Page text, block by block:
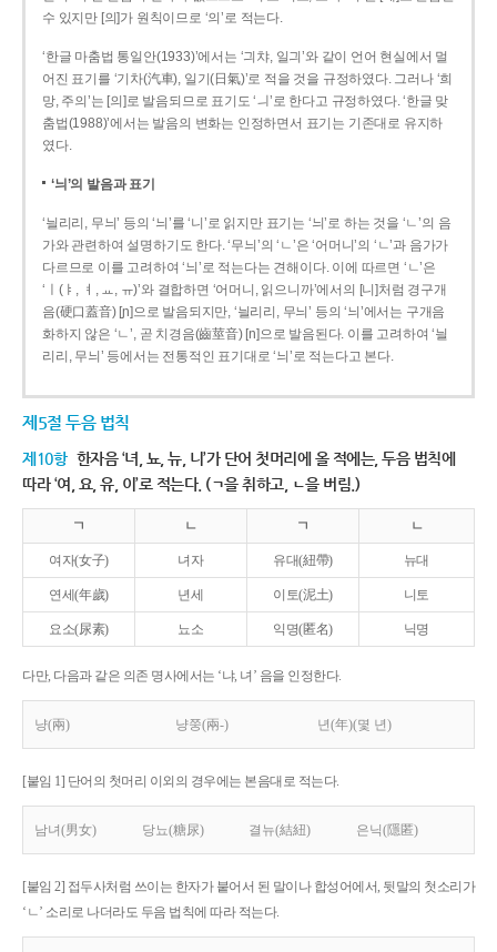
수 있지만 [의]가 원칙이므로 ‘의’로 적는다.
‘한글 마춤법 통일안(1933)’에서는 ‘긔챠, 일긔’와 같이 언어 현실에서 멀
어진 표기를 ‘기차(汽車), 일기(日氣)’로 적을 것을 규정하였다. 그러나 ‘희
망, 주의’는 [의]로 발음되므로 표기도 ‘ㅢ’로 한다고 규정하였다. ‘한글 맞
춤법(1988)’에서는 발음의 변화는 인정하면서 표기는 기존대로 유지하
였다.
‘늬’의 발음과 표기
‘늴리리, 무늬’ 등의 ‘늬’를 ‘니’로 읽지만 표기는 ‘늬’로 하는 것을 ‘ㄴ’의 음
가와 관련하여 설명하기도 한다. ‘무늬’의 ‘ㄴ’은 ‘어머니’의 ‘ㄴ’과 음가가
다르므로 이를 고려하여 ‘늬’로 적는다는 견해이다. 이에 따르면 ‘ㄴ’은
‘ㅣ(ㅑ, ㅕ, ㅛ, ㅠ)’와 결합하면 ‘어머니, 읽으니까’에서의 [니]처럼 경구개
음(硬口蓋音) [ɲ]으로 발음되지만, ‘늴리리, 무늬’ 등의 ‘늬’에서는 구개음
화하지 않은 ‘ㄴ’, 곧 치경음(齒莖音) [n]으로 발음된다. 이를 고려하여 ‘늴
리리, 무늬’ 등에서는 전통적인 표기대로 ‘늬’로 적는다고 본다.
제5절 두음 법칙
제10항 한자음 ‘녀, 뇨, 뉴, 니’가 단어 첫머리에 올 적에는, 두음 법칙에
따라 ‘여, 요, 유, 이’로 적는다. (ㄱ을 취하고, ㄴ을 버림.)
ㄱ ㄴ ㄱ ㄴ
여자(女子) 녀자 유대(紐帶) 뉴대
연세(年歲) 년세 이토(泥土) 니토
요소(尿素) 뇨소 익명(匿名) 닉명
다만, 다음과 같은 의존 명사에서는 ‘냐, 녀’ 음을 인정한다.
냥(兩) 냥쭝(兩-) 년(年)(몇 년)
[붙임 1] 단어의 첫머리 이외의 경우에는 본음대로 적는다.
남녀(男女) 당뇨(糖尿) 결뉴(結紐) 은닉(隱匿)
[붙임 2] 접두사처럼 쓰이는 한자가 붙어서 된 말이나 합성어에서, 뒷말의 첫소리가
‘ㄴ’ 소리로 나더라도 두음 법칙에 따라 적는다.